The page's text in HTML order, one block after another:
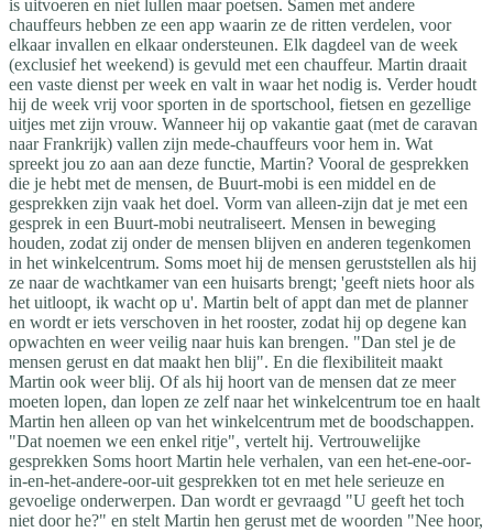
is uitvoeren en niet lullen maar poetsen. Samen met andere
chauffeurs hebben ze een app waarin ze de ritten verdelen, voor
elkaar invallen en elkaar ondersteunen. Elk dagdeel van de week
(exclusief het weekend) is gevuld met een chauffeur. Martin draait
een vaste dienst per week en valt in waar het nodig is. Verder houdt
hij de week vrij voor sporten in de sportschool, fietsen en gezellige
uitjes met zijn vrouw. Wanneer hij op vakantie gaat (met de caravan
naar Frankrijk) vallen zijn mede-chauffeurs voor hem in. Wat
spreekt jou zo aan aan deze functie, Martin? Vooral de gesprekken
die je hebt met de mensen, de Buurt-mobi is een middel en de
gesprekken zijn vaak het doel. Vorm van alleen-zijn dat je met een
gesprek in een Buurt-mobi neutraliseert. Mensen in beweging
houden, zodat zij onder de mensen blijven en anderen tegenkomen
in het winkelcentrum. Soms moet hij de mensen geruststellen als hij
ze naar de wachtkamer van een huisarts brengt; 'geeft niets hoor als
het uitloopt, ik wacht op u'. Martin belt of appt dan met de planner
en wordt er iets verschoven in het rooster, zodat hij op degene kan
opwachten en weer veilig naar huis kan brengen. "Dan stel je de
mensen gerust en dat maakt hen blij". En die flexibiliteit maakt
Martin ook weer blij. Of als hij hoort van de mensen dat ze meer
moeten lopen, dan lopen ze zelf naar het winkelcentrum toe en haalt
Martin hen alleen op van het winkelcentrum met de boodschappen.
"Dat noemen we een enkel ritje", vertelt hij. Vertrouwelijke
gesprekken Soms hoort Martin hele verhalen, van een het-ene-oor-
in-en-het-andere-oor-uit gesprekken tot en met hele serieuze en
gevoelige onderwerpen. Dan wordt er gevraagd "U geeft het toch
niet door he?" en stelt Martin hen gerust met de woorden "Nee hoor,